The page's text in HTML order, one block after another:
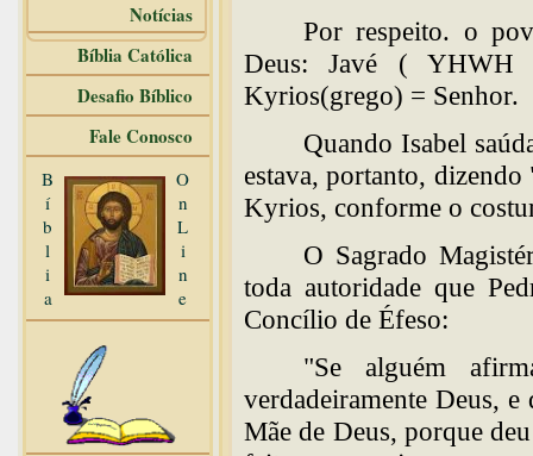
Notícias
Bíblia Católica
Desafio Bíblico
Fale Conosco
B
í
b
l
i
a
O
n
L
i
n
e
Por respeito. o
Deus: Javé (
Kyrios(grego) = Senhor.
Quando Isabel
estava, portanto,
Kyrios, conforme o
O Sagrado
toda autoridade que
Concílio de Éfeso:
"Se alguém
verdadeiramente Deus,
Mãe de Deus, porque